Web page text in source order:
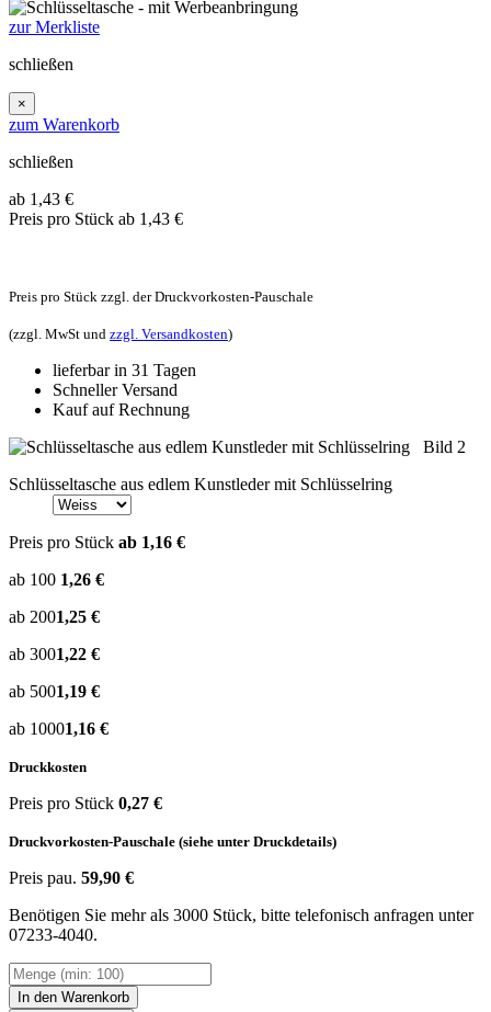
zur Merkliste
schließen
×
zum Warenkorb
schließen
ab 1,43 €
Preis pro Stück ab 1,43 €
Preis pro Stück zzgl. der Druckvorkosten-Pauschale
(zzgl. MwSt und zzgl. Versandkosten)
lieferbar in 31 Tagen
Schneller Versand
Kauf auf Rechnung
Schlüsseltasche aus edlem Kunstleder mit Schlüsselring
Preis pro Stück ab 1,16 €
ab 100 1,26 €
ab 2001,25 €
ab 3001,22 €
ab 5001,19 €
ab 10001,16 €
Druckkosten
Preis pro Stück 0,27 €
Druckvorkosten-Pauschale (siehe unter Druckdetails)
Preis pau. 59,90 €
Benötigen Sie mehr als 3000 Stück, bitte telefonisch anfragen unter
07233-4040.
In den Warenkorb